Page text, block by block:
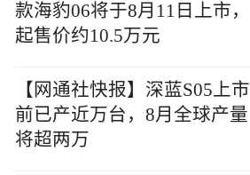
款海豹06将于8月11日上市，
起售价约10.5万元
【网通社快报】深蓝S05上市
前已产近万台，8月全球产量
将超两万